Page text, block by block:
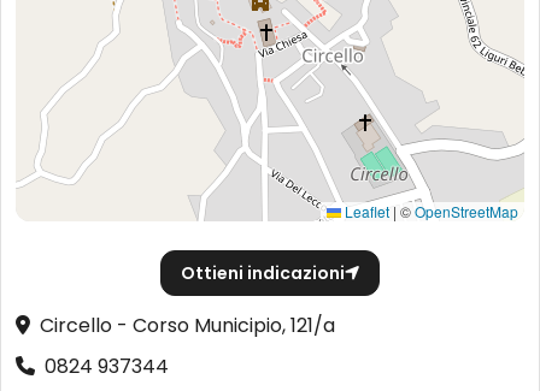
Leaflet | ©OpenStreetMap
Ottieni indicazioni
Circello - Corso Municipio, 121/a
0824 937344